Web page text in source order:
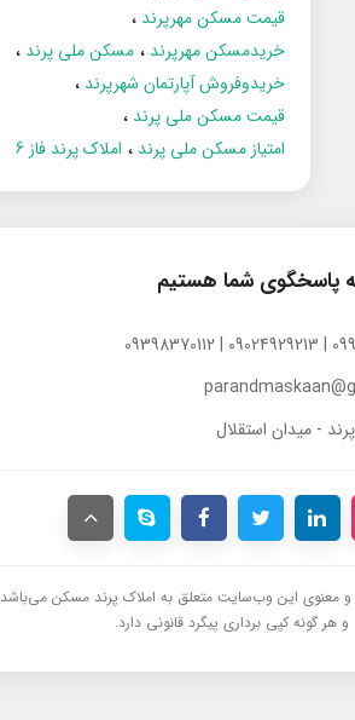
قیمت مسکن مهرپرند
خریدمسکن مهرپرند
مسکن ملی پرند
خریدوفروش آپارتمان شهرپرند
قیمت مسکن ملی پرند
امتیاز مسکن ملی پرند
املاک پرند فاز 6
پاسخگوی شما هستیم
- میدان استقلال
معنوی این وب‌سایت متعلق به املاک پرند مسکن می‌باشد
و هر گونه کپی برداری پیگرد قانونی دارد.